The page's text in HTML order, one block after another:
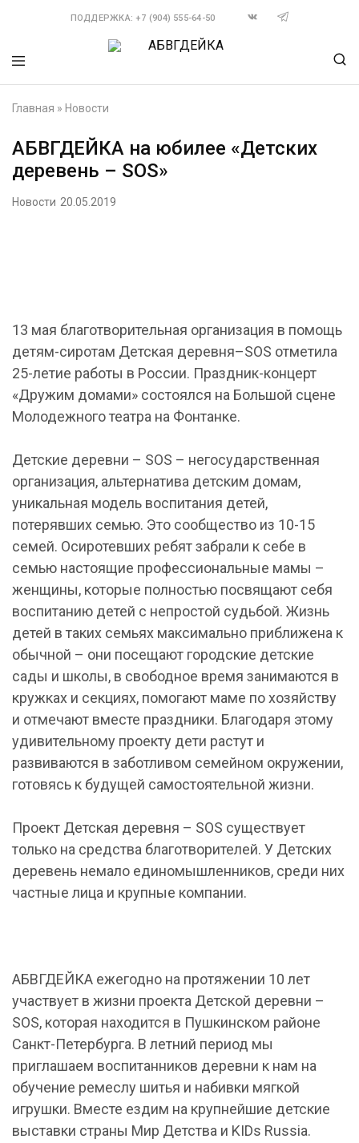
ПОДДЕРЖКА: +7 (904) 555-64-50
АБВГДЕЙКА
Мягкие
оптом
на
заказ
Главная » Новости
АБВГДЕЙКА на юбилее «Детских
деревень – SOS»
Новости 20.05.2019
13 мая благотворительная организация в помощь
детям-сиротам Детская деревня–SOS отметила
25-летие работы в России. Праздник-концерт
«Дружим домами» состоялся на Большой сцене
Молодежного театра на Фонтанке.
Детские деревни – SOS – негосударственная
организация, альтернатива детским домам,
уникальная модель воспитания детей,
потерявших семью. Это сообщество из 10-15
семей. Осиротевших ребят забрали к себе в
семью настоящие профессиональные мамы –
женщины, которые полностью посвящают себя
воспитанию детей с непростой судьбой. Жизнь
детей в таких семьях максимально приближена к
обычной – они посещают городские детские
сады и школы, в свободное время занимаются в
кружках и секциях, помогают маме по хозяйству
и отмечают вместе праздники. Благодаря этому
удивительному проекту дети растут и
развиваются в заботливом семейном окружении,
готовясь к будущей самостоятельной жизни.
Проект Детская деревня – SOS существует
только на средства благотворителей. У Детских
деревень немало единомышленников, среди них
частные лица и крупные компании.
АБВГДЕЙКА ежегодно на протяжении 10 лет
участвует в жизни проекта Детской деревни –
SOS, которая находится в Пушкинском районе
Санкт-Петербурга. В летний период мы
приглашаем воспитанников деревни к нам на
обучение ремеслу шитья и набивки мягкой
игрушки. Вместе ездим на крупнейшие детские
выставки страны Мир Детства и KIDs Russia.